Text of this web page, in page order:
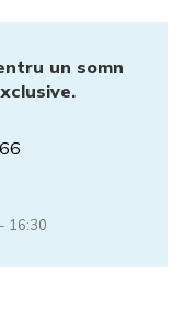
un somn
16:30